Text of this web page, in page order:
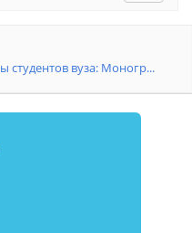
студентов вуза: Моногр...